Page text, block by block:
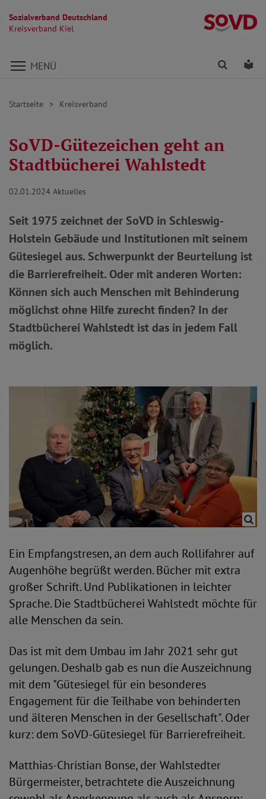
Sozialverband Deutschland
Kreisverband Kiel
Direkt zu den Inhalten springen
MENÜ Finden
Startseite Kreisverband
SoVD-Gütezeichen geht an
Stadtbücherei Wahlstedt
02.01.2024 Aktuelles
Seit 1975 zeichnet der SoVD in Schleswig-
Holstein Gebäude und Institutionen mit seinem
Gütesiegel aus. Schwerpunkt der Beurteilung ist
die Barrierefreiheit. Oder mit anderen Worten:
Können sich auch Menschen mit Behinderung
möglichst ohne Hilfe zurecht finden? In der
Stadtbücherei Wahlstedt ist das in jedem Fall
möglich.
Ein Empfangstresen, an dem auch Rollifahrer auf
Augenhöhe begrüßt werden. Bücher mit extra
großer Schrift. Und Publikationen in leichter
Sprache. Die Stadtbücherei Wahlstedt möchte für
alle Menschen da sein.
Das ist mit dem Umbau im Jahr 2021 sehr gut
gelungen. Deshalb gab es nun die Auszeichnung
mit dem "Gütesiegel für ein besonderes
Engagement für die Teilhabe von behinderten
und älteren Menschen in der Gesellschaft". Oder
kurz: dem SoVD-Gütesiegel für Barrierefreiheit.
Matthias-Christian Bonse, der Wahlstedter
Bürgermeister, betrachtete die Auszeichnung